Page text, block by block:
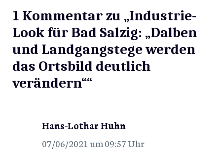
1 Kommentar zu „Industrie-
Look für Bad Salzig: „Dalben
und Landgangstege werden
das Ortsbild deutlich
verändern““
Hans-Lothar Huhn
07/06/2021 um 09:57 Uhr